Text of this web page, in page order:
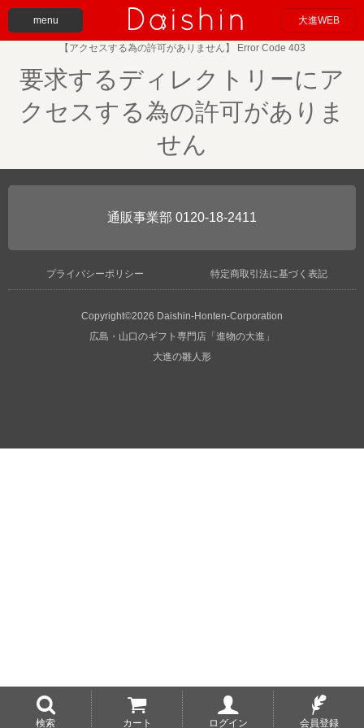
menu 大進WEB
検索 カート ログイン 会員登録
【アクセスする為の許可がありません】 Error Code 403
要求するディレクトリーにア
クセスする為の許可がありま
せん
0120-18-2411
プライバシーポリシー 特定商取引法に基づく表記
Copyright©2026 Daishin-Honten-Corporation
広島・山口のギフト専門店「進物の大進」
大進の雛人形